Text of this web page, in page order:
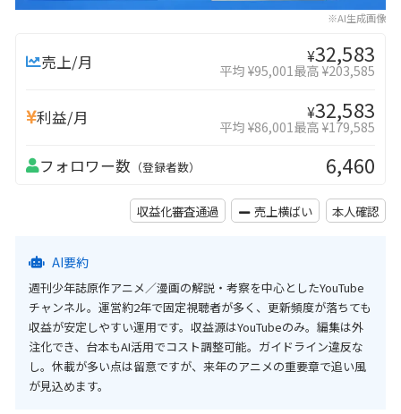
※AI生成画像
売上/月 ¥32,583
平均 ¥95,001最高 ¥203,585
利益/月 ¥32,583
平均 ¥86,001最高 ¥179,585
フォロワー数 （登録者数） 6,460
収益化審査通過 売上横ばい 本人確認
AI要約
週刊少年誌原作アニメ／漫画の解説・考察を中心としたYouTube
チャンネル。運営約2年で固定視聴者が多く、更新頻度が落ちても
収益が安定しやすい運用です。収益源はYouTubeのみ。編集は外
注化でき、台本もAI活用でコスト調整可能。ガイドライン違反な
し。休載が多い点は留意ですが、来年のアニメの重要章で追い風
が見込めます。